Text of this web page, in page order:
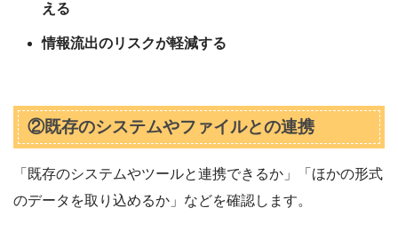
える
情報流出のリスクが軽減する
②既存のシステムやファイルとの連携
「既存のシステムやツールと連携できるか」「ほかの形式
のデータを取り込めるか」などを確認します。